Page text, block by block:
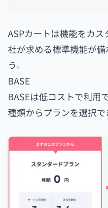
ASPカートは機能をカ
社が求める標準機能が
う。
BASE
BASEは低コストで利用
種類からプランを選択で